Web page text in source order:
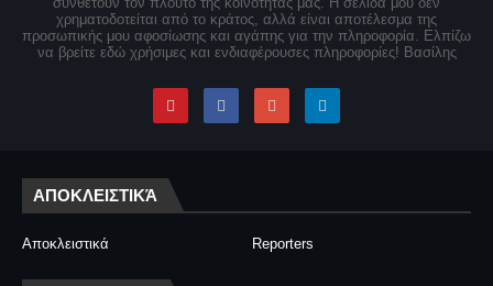
χρηματοδοτείται από το κράτος, αλλά είναι αποτέλεσμα της
προσωπικής μου αφοσίωσης και αγάπης για την πληροφορία. Ελπίζω
να βρείτε εδώ χρήσιμες και ενδιαφέρουσες πληροφορίες! Βασίλης
ΑΠΟΚΛΕΙΣΤΙΚΆ
Αποκλειστικά Reporters